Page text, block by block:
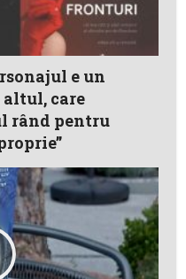
e un
altul, care
rând pentru